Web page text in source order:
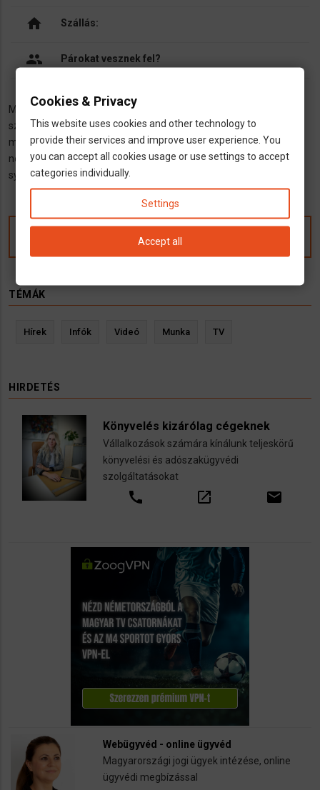
home Szállás:
people Párokat vesznek fel?
Magas kereseti lehetőséggel keresünk külföldön gyakorlatot
szerzett lakatosokat, csőszerelőket, beállító lakatosokat,
minősített hegesztőket folyamatos munkára magyarországi és
németországi munkahelyekre. Jelentkezéseket a
synergie@windowslive.com e-mail címre várjuk.
TÉMÁK
Hírek Infók Videó Munka TV
HIRDETÉS
Könyvelés kizárólag cégeknek
Vállalkozások számára kínálunk teljeskörű
könyvelési és adószakügyvédi
szolgáltatásokat
call open_in_new email
Webügyvéd - online ügyvéd
Magyarországi jogi ügyek intézése, online
ügyvédi megbízással
Cookies & Privacy
This website uses cookies and other technology to
provide their services and improve user experience. You
you can accept all cookies usage or use settings to accept
categories individually.
Settings
Accept all